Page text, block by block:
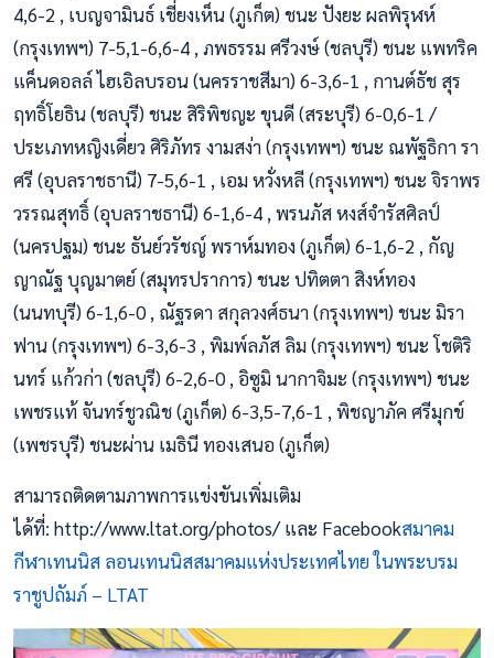
4,6-2 , เบญจามินธ์ เชี่ยงเห็น (ภูเก็ต) ชนะ ปังยะ ผลพิรุฬห์
(กรุงเทพฯ) 7-5,1-6,6-4 , ภพธรรม ศรีวงษ์ (ชลบุรี) ชนะ แพทริค
แค็นดอลล์ ไฮเอิลบรอน (นครราชสีมา) 6-3,6-1 , กานต์ธัช สุร
ฤทธิ์โยธิน (ชลบุรี) ชนะ สิริพิชญะ ขุนดี (สระบุรี) 6-0,6-1 /
ประเภทหญิงเดี่ยว ศิริภัทร งามสง่า (กรุงเทพฯ) ชนะ ณพัฐธิกา รา
ศรี (อุบลราชธานี) 7-5,6-1 , เอม หวั่งหลี (กรุงเทพฯ) ชนะ จิราพร
วรรณสุทธิ์ (อุบลราชธานี) 6-1,6-4 , พรนภัส หงส์จำรัสศิลป์
(นครปฐม) ชนะ ธันย์วรัชญ์ พราห์มทอง (ภูเก็ต) 6-1,6-2 , กัญ
ญาณัฐ บุญมาตย์ (สมุทรปราการ) ชนะ ปทิตตา สิงห์ทอง
(นนทบุรี) 6-1,6-0 , ณัฐรดา สกุลวงศ์ธนา (กรุงเทพฯ) ชนะ มิรา
ฟาน (กรุงเทพฯ) 6-3,6-3 , พิมพ์ลภัส ลิม (กรุงเทพฯ) ชนะ โชติริ
นทร์ แก้วก่า (ชลบุรี) 6-2,6-0 , อิซูมิ นากาจิมะ (กรุงเทพฯ) ชนะ
เพชรแท้ จันทร์ชูวณิช (ภูเก็ต) 6-3,5-7,6-1 , พิชญาภัค ศรีมุกข์
(เพชรบุรี) ชนะผ่าน เมธินี ทองเสนอ (ภูเก็ต)
สามารถติดตามภาพการแข่งขันเพิ่มเติม
ได้ที่: http://www.ltat.org/photos/ และ Facebookสมาคม
กีฬาเทนนิส ลอนเทนนิสสมาคมแห่งประเทศไทย ในพระบรม
ราชูปถัมภ์ – LTAT